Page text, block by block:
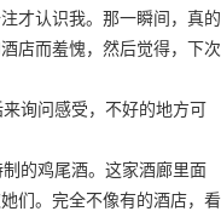
才认识我。那一瞬间，真的
店而羞愧，然后觉得，下次
询问感受，不好的地方可
的鸡尾酒。这家酒廊里面
们。完全不像有的酒店，看